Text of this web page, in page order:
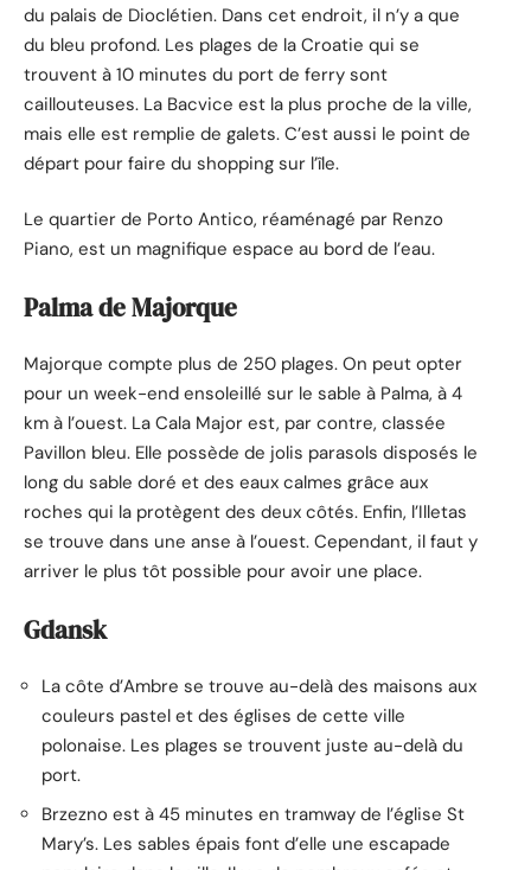
du palais de Dioclétien. Dans cet endroit, il n’y a que
du bleu profond. Les plages de la Croatie qui se
trouvent à 10 minutes du port de ferry sont
caillouteuses. La Bacvice est la plus proche de la ville,
mais elle est remplie de galets. C’est aussi le point de
départ pour faire du shopping sur l’île.
Le quartier de Porto Antico, réaménagé par Renzo
Piano, est un magnifique espace au bord de l’eau.
Palma de Majorque
Majorque compte plus de 250 plages. On peut opter
pour un week-end ensoleillé sur le sable à Palma, à 4
km à l’ouest. La Cala Major est, par contre, classée
Pavillon bleu. Elle possède de jolis parasols disposés le
long du sable doré et des eaux calmes grâce aux
roches qui la protègent des deux côtés. Enfin, l’Illetas
se trouve dans une anse à l’ouest. Cependant, il faut y
arriver le plus tôt possible pour avoir une place.
Gdansk
La côte d’Ambre se trouve au-delà des maisons aux
couleurs pastel et des églises de cette ville
polonaise. Les plages se trouvent juste au-delà du
port.
Brzezno est à 45 minutes en tramway de l’église St
Mary’s. Les sables épais font d’elle une escapade